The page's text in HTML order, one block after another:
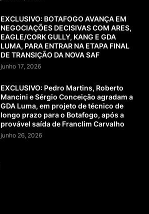
EXCLUSIVO: BOTAFOGO AVANÇA EM
NEGOCIAÇÕES DECISIVAS COM ARES,
EAGLE/CORK GULLY, KANG E GDA
LUMA, PARA ENTRAR NA ETAPA FINAL
DE TRANSIÇÃO DA NOVA SAF
junho 17, 2026
EXCLUSIVO: Pedro Martins, Roberto
Mancini e Sérgio Conceição agradam a
GDA Luma, em projeto de técnico de
longo prazo para o Botafogo, após a
provável saída de Franclim Carvalho
junho 26, 2026